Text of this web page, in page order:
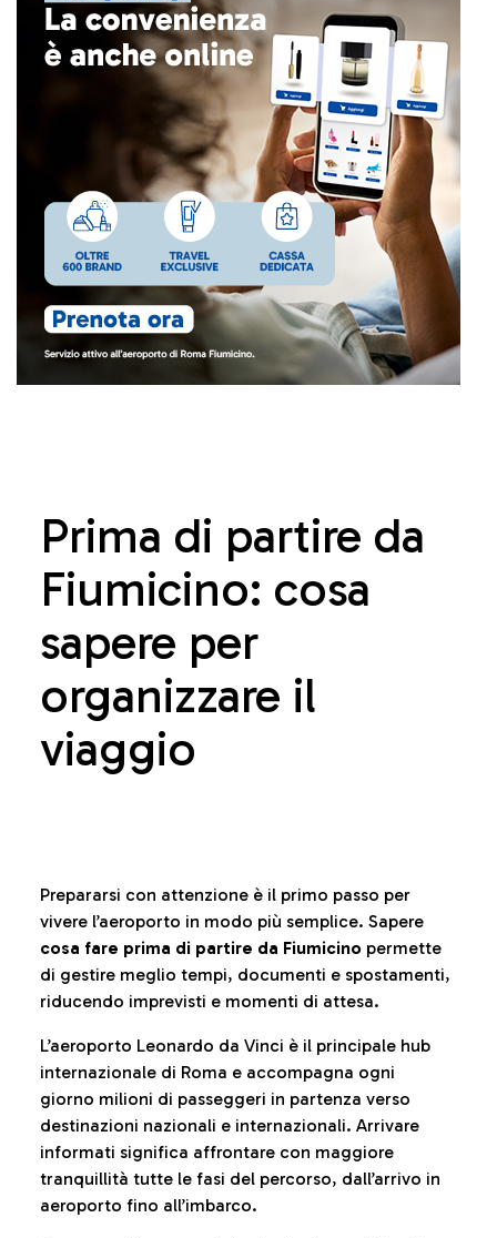
Prima di partire da
Fiumicino: cosa
sapere per
organizzare il
viaggio
Prepararsi con attenzione è il primo passo per
vivere l’aeroporto in modo più semplice. Sapere
cosa fare prima di partire da Fiumicino permette
di gestire meglio tempi, documenti e spostamenti,
riducendo imprevisti e momenti di attesa.
L’aeroporto Leonardo da Vinci è il principale hub
internazionale di Roma e accompagna ogni
giorno milioni di passeggeri in partenza verso
destinazioni nazionali e internazionali. Arrivare
informati significa affrontare con maggiore
tranquillità tutte le fasi del percorso, dall’arrivo in
aeroporto fino all’imbarco.